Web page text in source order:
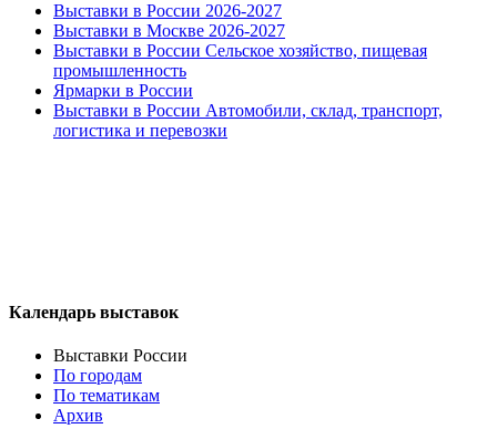
Выставки в России 2026-2027
Выставки в Москве 2026-2027
Выставки в России Сельское хозяйство, пищевая
промышленность
Ярмарки в России
Выставки в России Автомобили, склад, транспорт,
логистика и перевозки
Календарь выставок
Выставки России
По городам
По тематикам
Архив